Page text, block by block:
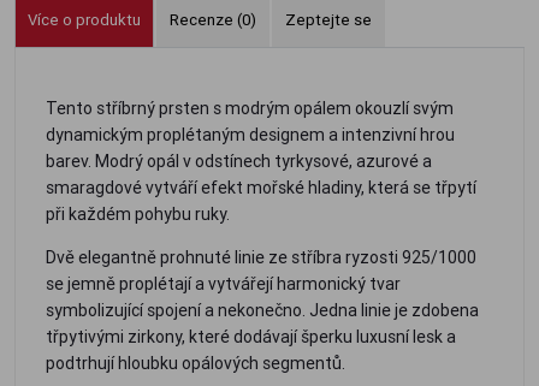
Více o produktu Recenze (0) Zeptejte se
Tento stříbrný prsten s modrým opálem okouzlí svým
dynamickým proplétaným designem a intenzivní hrou
barev. Modrý opál v odstínech tyrkysové, azurové a
smaragdové vytváří efekt mořské hladiny, která se třpytí
při každém pohybu ruky.
Dvě elegantně prohnuté linie ze stříbra ryzosti 925/1000
se jemně proplétají a vytvářejí harmonický tvar
symbolizující spojení a nekonečno. Jedna linie je zdobena
třpytivými zirkony, které dodávají šperku luxusní lesk a
podtrhují hloubku opálových segmentů.